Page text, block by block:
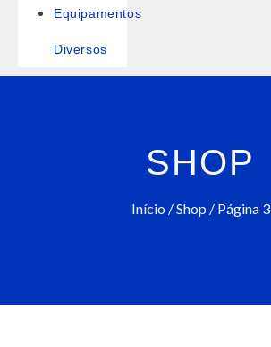
Equipamentos
Diversos
SHOP
Início/Shop/ Página 3